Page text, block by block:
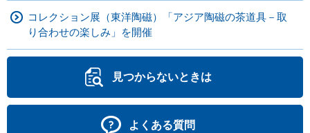
コレクション展（東洋陶磁）「アジア陶磁の茶道具－取
り合わせの楽しみ」を開催
見つからないときは
よくある質問